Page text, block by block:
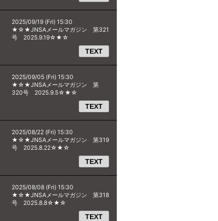
2025/09/19 (Fri) 15:30
★☆★JNSAメールマガジン 第321
号 2025.9.19☆★☆
TEXT
2025/09/05 (Fri) 15:30
★☆★JNSAメールマガジン 第
320号 2025.9.5☆★☆
TEXT
2025/08/22 (Fri) 15:30
★☆★JNSAメールマガジン 第319
号 2025.8.22☆★☆
TEXT
2025/08/08 (Fri) 15:30
★☆★JNSAメールマガジン 第318
号 2025.8.8☆★☆
TEXT